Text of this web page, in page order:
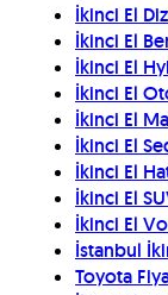
İkinci El
İkinci El
İkinci El
İkinci El
İkinci El
İkinci El
İkinci El
İkinci El
İkinci El
İstanbul
Toyota